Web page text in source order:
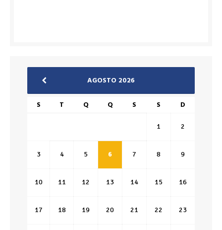
AGOSTO 2026
S T Q Q S S D
1 2
3 4 5 6 7 8 9
10 11 12 13 14 15 16
17 18 19 20 21 22 23